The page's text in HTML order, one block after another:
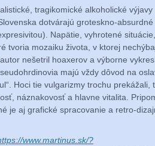
tragikomické alkoholické
dotvárajú groteskno-
Napätie, vyhrotené
tvoria mozaiku života, v ktorej
nešetril hoaxerov a výborne
majú vždy dôvod na
Hoci tie vulgarizmy trochu
náznakovosť a hlavne vitalita.
je aj grafické spracovanie a retro-
www.martinus.sk/?